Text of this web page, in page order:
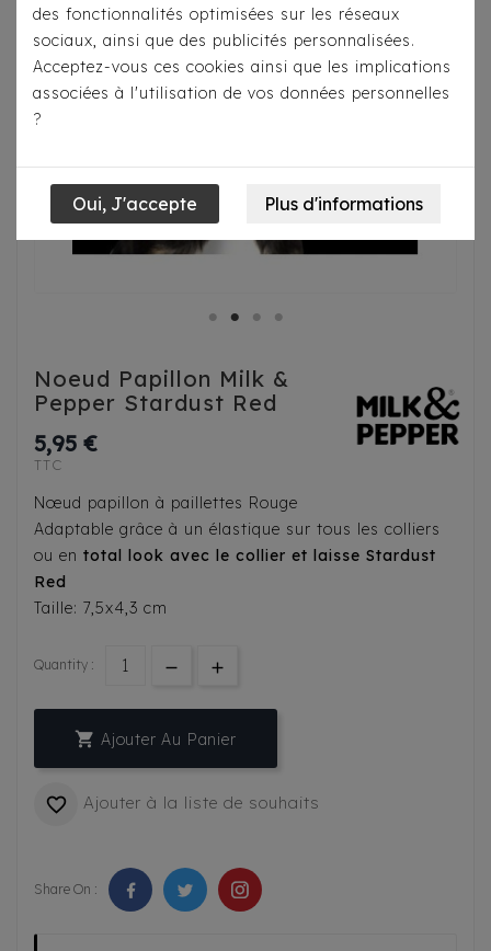
Noeud Papillon Milk &
Pepper Stardust Red
5,95 €
TTC
Nœud papillon à paillettes Rouge
Adaptable grâce à un élastique sur tous les colliers
ou en total look avec le collier et laisse Stardust
Red
Taille: 7,5x4,3 cm
Quantity :
 Ajouter Au Panier
 Ajouter à la liste de souhaits
Share On :
des fonctionnalités optimisées sur les réseaux
sociaux, ainsi que des publicités personnalisées.
Acceptez-vous ces cookies ainsi que les implications
associées à l'utilisation de vos données personnelles
?